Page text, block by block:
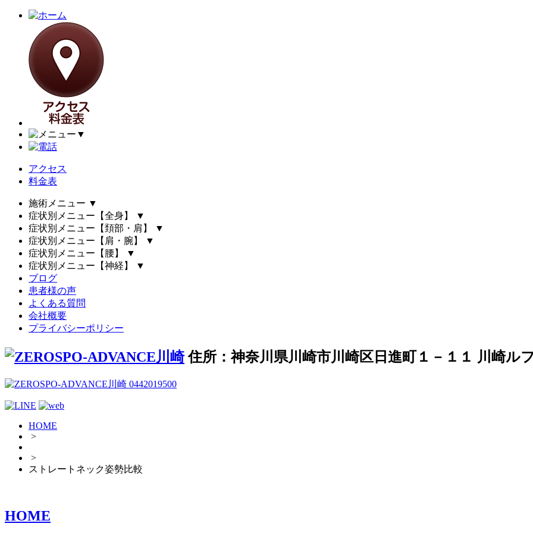
▼
アクセス
料金表
施術メニュー ▼
症状別メニュー【全身】
▼
症状別メニュー【頚部・肩】
▼
症状別メニュー【肩・腕】
▼
症状別メニュー【腰】
▼
症状別メニュー【神経】
▼
ブログ
患者様の声
よくある質問
会社概要
プライバシーポリシー
住所：神奈川県川崎市川崎区日進町１－１１ 川崎ル
HOME
>
>
ストレートネック姿勢比較
HOME